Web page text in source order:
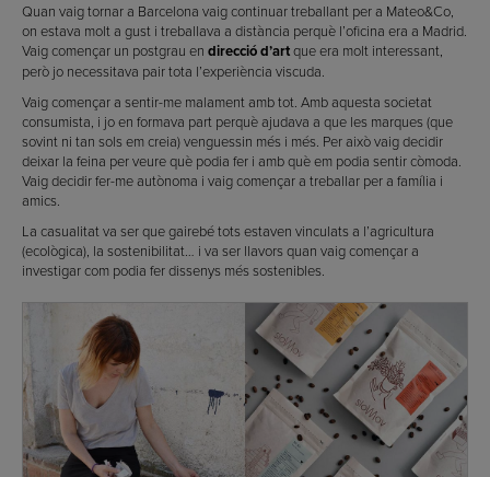
Quan vaig tornar a Barcelona vaig continuar treballant per a Mateo&Co,
on estava molt a gust i treballava a distància perquè l’oficina era a Madrid.
Vaig començar un postgrau en direcció d’artque era molt interessant,
però jo necessitava pair tota l’experiència viscuda.
Vaig començar a sentir-me malament amb tot. Amb aquesta societat
consumista, i jo en formava part perquè ajudava a que les marques (que
sovint ni tan sols em creia) venguessin més i més. Per això vaig decidir
deixar la feina per veure què podia fer i amb què em podia sentir còmoda.
Vaig decidir fer-me autònoma i vaig començar a treballar per a família i
amics.
La casualitat va ser que gairebé tots estaven vinculats a l’agricultura
(ecològica), la sostenibilitat… i va ser llavors quan vaig començar a
investigar com podia fer dissenys més sostenibles.